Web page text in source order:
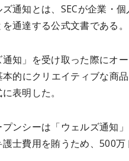
通知とは、SECが企業・
通達する公式文書である。
通知」を受け取った際にオ
的にクリエイティブな商
表明した。
プンシーは「ウェルズ通知
士費用を賄うため、500万